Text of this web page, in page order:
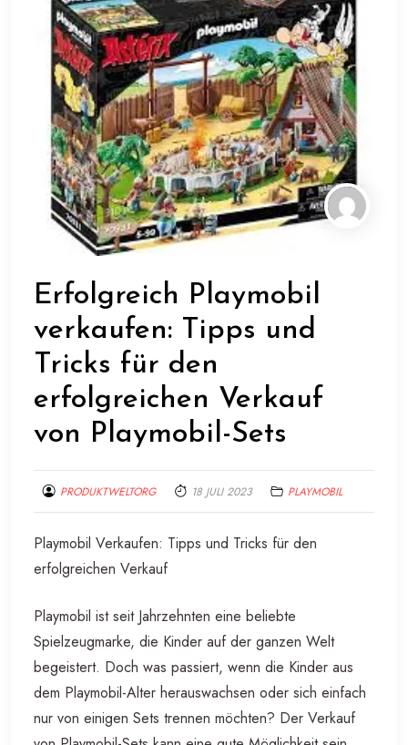
Erfolgreich Playmobil
verkaufen: Tipps und
Tricks für den
erfolgreichen Verkauf
von Playmobil-Sets
PRODUKTWELTORG 18 JULI 2023 PLAYMOBIL
Playmobil Verkaufen: Tipps und Tricks für den
erfolgreichen Verkauf
Playmobil ist seit Jahrzehnten eine beliebte
Spielzeugmarke, die Kinder auf der ganzen Welt
begeistert. Doch was passiert, wenn die Kinder aus
dem Playmobil-Alter herauswachsen oder sich einfach
nur von einigen Sets trennen möchten? Der Verkauf